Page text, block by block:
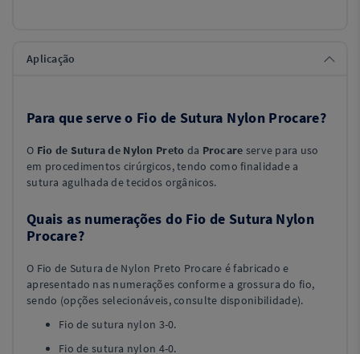
Aplicação
Para que serve o Fio de Sutura Nylon Procare?
O Fio de Sutura de Nylon Preto da Procare serve para uso
em procedimentos cirúrgicos, tendo como finalidade a
sutura agulhada de tecidos orgânicos.
Quais as numerações do Fio de Sutura Nylon
Procare?
O Fio de Sutura de Nylon Preto Procare é fabricado e
apresentado nas numerações conforme a grossura do fio,
sendo (opções selecionáveis, consulte disponibilidade).
Fio de sutura nylon 3-0.
Fio de sutura nylon 4-0.